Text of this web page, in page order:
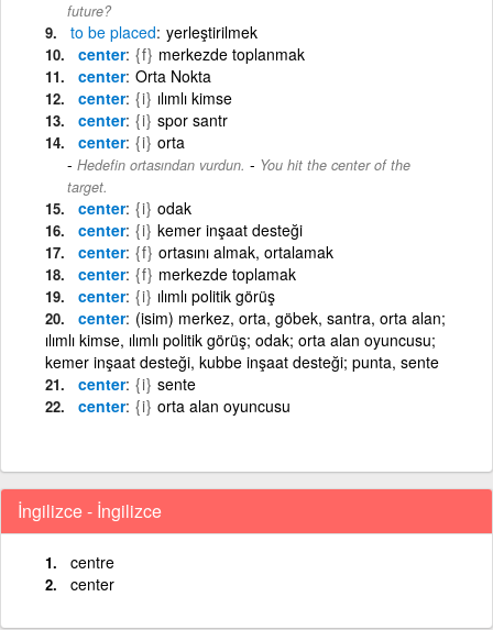
future?
to be placed yerleştirilmek
center {f} merkezde toplanmak
center Orta Nokta
center {i} ılımlı kimse
center {i} spor santr
center {i} orta
Hedefin ortasından vurdun. - You hit the center of the
target.
center {i} odak
center {i} kemer inşaat desteği
center {f} ortasını almak, ortalamak
center {f} merkezde toplamak
center {i} ılımlı politik görüş
center (isim) merkez, orta, göbek, santra, orta alan;
ılımlı kimse, ılımlı politik görüş; odak; orta alan oyuncusu;
kemer inşaat desteği, kubbe inşaat desteği; punta, sente
center {i} sente
center {i} orta alan oyuncusu
İngilizce - İngilizce
centre
center